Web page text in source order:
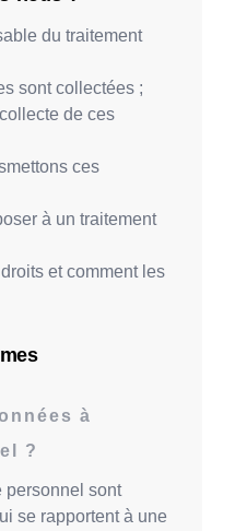
du traitement
sont collectées ;
de ces
ces
à un traitement
et comment les
à
?
personnel sont
se rapportent à une